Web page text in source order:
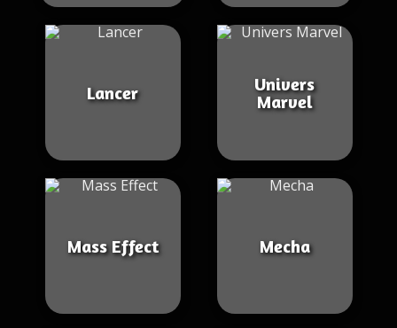
Lancer
Univers
Marvel
Mass Effect Mecha